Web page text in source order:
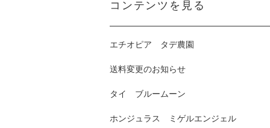
コンテンツを見る
エチオピア タデ農園
送料変更のお知らせ
タイ ブルームーン
ホンジュラス ミゲルエンジェル